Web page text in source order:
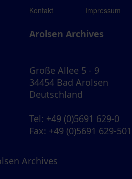
Kontakt Impressum
Arolsen Archives
Große Allee 5 - 9
34454 Bad Arolsen
Deutschland
Tel: +49 (0)5691 629-0
Fax: +49 (0)5691 629-501
Archives